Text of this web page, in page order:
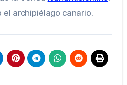
archipiélago canario.